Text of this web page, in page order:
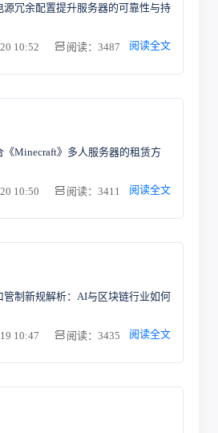
源冗余配置提升服务器的可靠性与持
10:52
阅读：3487 阅读全文
《Minecraft》多人服务器的租赁方
10:50
阅读：3411 阅读全文
管制新规解析：AI与区块链行业如何
10:47
阅读：3435 阅读全文